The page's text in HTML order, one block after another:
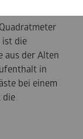
ist die
aus der Alten
in
bei einem
die